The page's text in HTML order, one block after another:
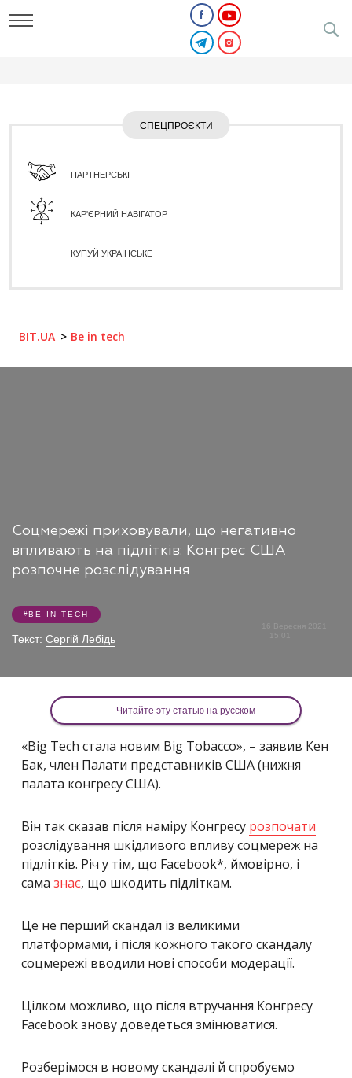
СПЕЦПРОЄКТИ
ПАРТНЕРСЬКІ
КАР'ЄРНИЙ НАВІГАТОР
КУПУЙ УКРАЇНСЬКЕ
BIT.UA Be in tech
Соцмережі приховували, що негативно
впливають на підлітків: Конгрес США
розпочне розслідування
BE IN TECH
Текст: Сергій Лебідь
16 Вересня 2021
Читайте эту статью на русском
«Big Tech стала новим Big Tobacco», – заявив Кен
Бак, член Палати представників США (нижня
палата конгресу США).
Він так сказав після наміру Конгресу розпочати
розслідування шкідливого впливу соцмереж на
підлітків. Річ у тім, що Facebook*, ймовірно, і
сама знає, що шкодить підліткам.
Це не перший скандал із великими
платформами, і після кожного такого скандалу
соцмережі вводили нові способи модерації.
Цілком можливо, що після втручання Конгресу
Facebook знову доведеться змінюватися.
Розберімося в новому скандалі й спробуємо